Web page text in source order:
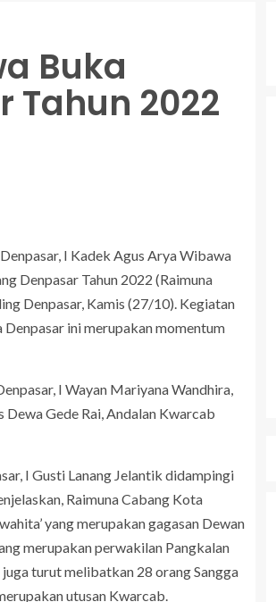
Buka
Tahun 2022
I Kadek Agus Arya Wibawa
Denpasar Tahun 2022 (Raimuna
Denpasar, Kamis (27/10). Kegiatan
ini merupakan momentum
I Wayan Mariyana Wandhira,
Gede Rai, Andalan Kwarcab
I Gusti Lanang Jelantik didampingi
Raimuna Cabang Kota
yang merupakan gagasan Dewan
merupakan perwakilan Pangkalan
turut melibatkan 28 orang Sangga
utusan Kwarcab.